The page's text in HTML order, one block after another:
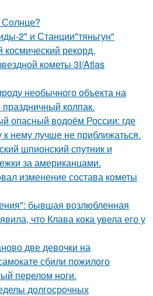
Солнце?
2" и Станции"тяньгун"
рекорд.
кометы 3I/Atlas
необычного объекта на
колпак.
опасный водоём России: где
нему лучше не приближаться.
шпионский спутник и
за американцами.
изменение состава кометы
бывшая возлюбленная
что Клава кока увела его у
две девочки на
сбили пожилого
перелом ноги.
долгосрочных